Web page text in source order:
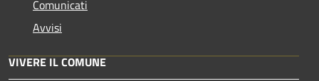
Comunicati
Avvisi
VIVERE IL COMUNE